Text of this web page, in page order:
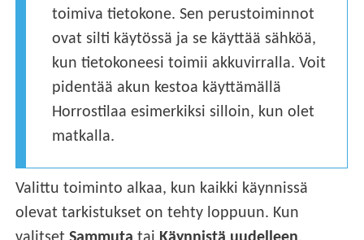
toimiva tietokone. Sen perustoiminnot
ovat silti käytössä ja se käyttää sähköä,
kun tietokoneesi toimii akkuvirralla. Voit
pidentää akun kestoa käyttämällä
Horrostilaa esimerkiksi silloin, kun olet
matkalla.
Valittu toiminto alkaa, kun kaikki käynnissä
olevat tarkistukset on tehty loppuun. Kun